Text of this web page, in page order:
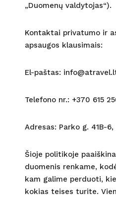
„Duomenų valdytojas“).
Kontaktai privatumo ir
apsaugos klausimais:
El-paštas:
Telefono nr.: +370 615
Adresas: Parko g. 41B-
Šioje politikoje
duomenis renkame,
kam galime perduoti,
kokias teises turite.